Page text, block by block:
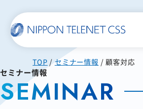
一覧で詳細を見る
TOP セミナー情報 顧客対応
セミナー情報
SEMINAR